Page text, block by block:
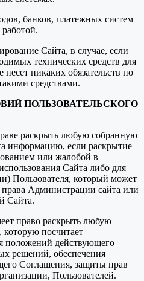
банков, платежных систем
Сайта, в случае, если
технических средств для
несет никаких обязательств по
средствами.
ПОЛЬЗОВАТЕЛЬСКОГО
раскрыть любую собранную
информацию, если раскрытие
или жалобой в
Сайта либо для
Пользователя, который может
Администрации сайта или
Сайта.
право раскрыть любую
посчитает
положений действующего
решений, обеспечения
Соглашения, защиты прав
Пользователей.